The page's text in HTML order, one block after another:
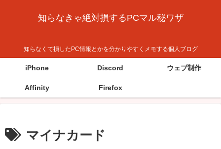
知らなきゃ絶対損するPCマル秘ワザ
知らなくて損したPC情報とかを分かりやすくメモする個人ブログ
iPhone Discord ウェブ制作
Affinity Firefox
マイナカード